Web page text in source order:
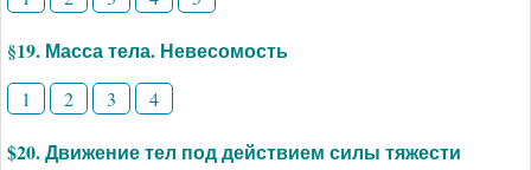
§19. Масса тела. Невесомость
1 2 3 4
$20. Движение тел под действием силы тяжести